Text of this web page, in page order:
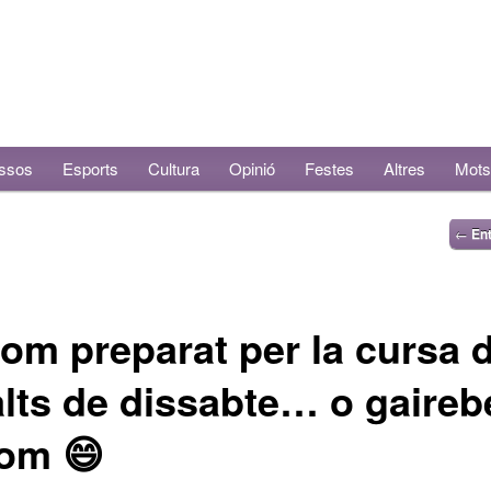
Esports Cultura Opinió Festes Altres
←
preparat per la cursa
de dissabte… o
😄